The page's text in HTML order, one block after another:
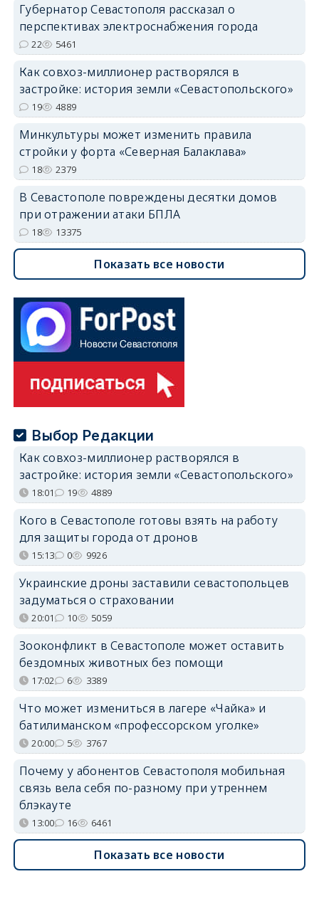
Губернатор Севастополя рассказал о
перспективах электроснабжения города
22 5461
Как совхоз-миллионер растворялся в
застройке: история земли «Севастопольского»
19 4889
Минкультуры может изменить правила
стройки у форта «Северная Балаклава»
18 2379
В Севастополе повреждены десятки домов
при отражении атаки БПЛА
18 13375
Показать все новости
Выбор Редакции
Как совхоз-миллионер растворялся в
застройке: история земли «Севастопольского»
18:01 19 4889
Кого в Севастополе готовы взять на работу
для защиты города от дронов
15:13 0 9926
Украинские дроны заставили севастопольцев
задуматься о страховании
20:01 10 5059
Зооконфликт в Севастополе может оставить
бездомных животных без помощи
17:02 6 3389
Что может измениться в лагере «Чайка» и
батилиманском «профессорском уголке»
20:00 5 3767
Почему у абонентов Севастополя мобильная
связь вела себя по-разному при утреннем
блэкауте
13:00 16 6461
Показать все новости